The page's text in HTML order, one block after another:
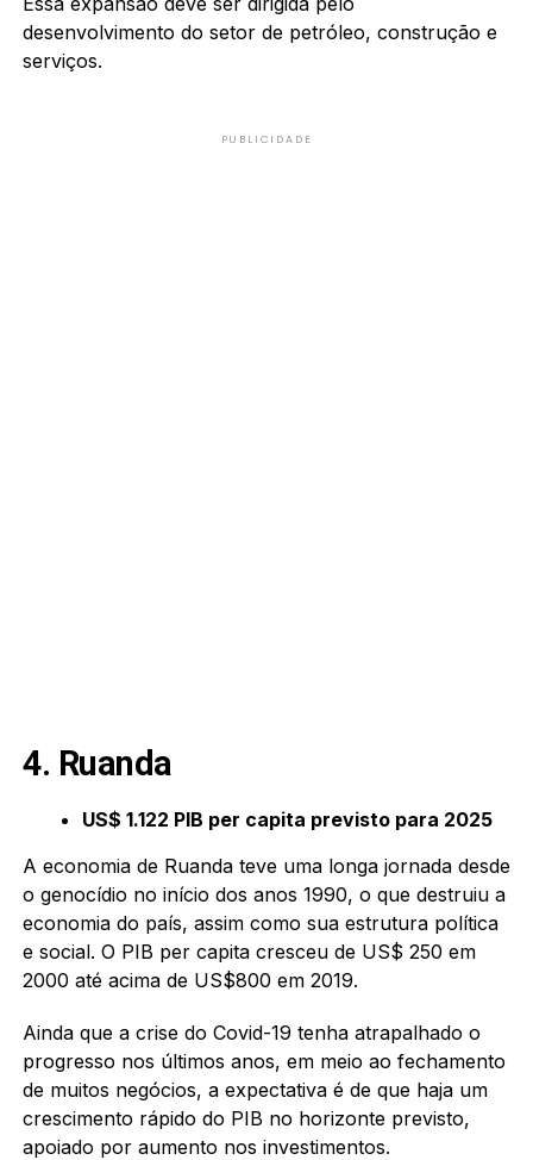
desenvolvimento do setor de petróleo, construção e
serviços.
PUBLICIDADE
4. Ruanda
US$ 1.122 PIB per capita previsto para 2025
A economia de Ruanda teve uma longa jornada desde
o genocídio no início dos anos 1990, o que destruiu a
economia do país, assim como sua estrutura política
e social. O PIB per capita cresceu de US$ 250 em
2000 até acima de US$800 em 2019.
Ainda que a crise do Covid-19 tenha atrapalhado o
progresso nos últimos anos, em meio ao fechamento
de muitos negócios, a expectativa é de que haja um
crescimento rápido do PIB no horizonte previsto,
apoiado por aumento nos investimentos.